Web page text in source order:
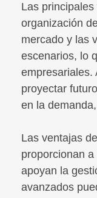
Las
organización
mercado y las
escenarios, lo
empresariales.
proyectar
en la
Las ventajas
proporcionan
apoyan la
avanzados